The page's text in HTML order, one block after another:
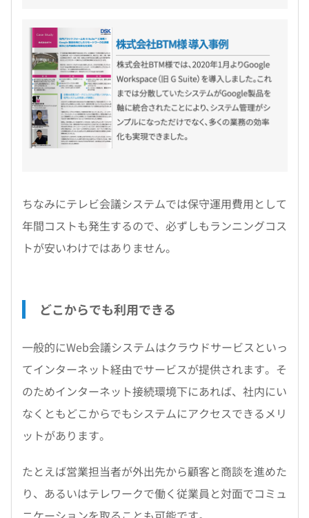
ちなみにテレビ会議システムでは保守運用費用として
年間コストも発生するので、必ずしもランニングコス
トが安いわけではありません。
どこからでも利用できる
一般的にWeb会議システムはクラウドサービスといっ
てインターネット経由でサービスが提供されます。そ
のためインターネット接続環境下にあれば、社内にい
なくともどこからでもシステムにアクセスできるメリ
ットがあります。
たとえば営業担当者が外出先から顧客と商談を進めた
り、あるいはテレワークで働く従業員と対面でコミュ